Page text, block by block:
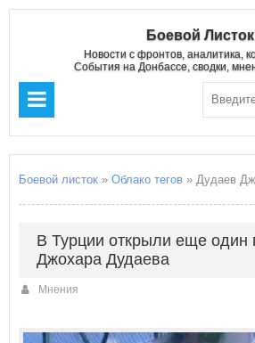
Боевой Листок
Новости с фронтов, аналитика,
События на Донбассе, сводки,
Боевой листок » Облако тегов » Дудаев
В Турции открыли еще один
Джохара Дудаева
Мнения